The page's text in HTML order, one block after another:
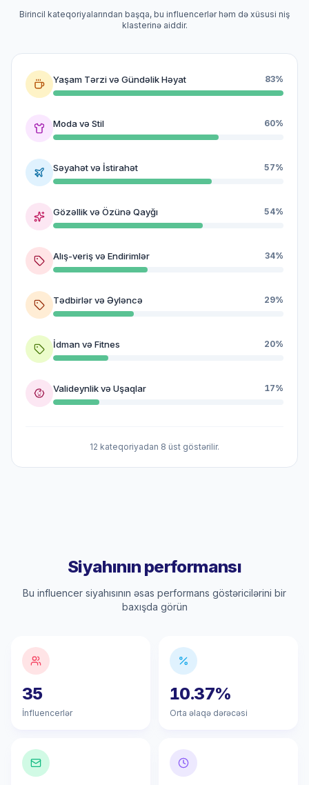
Birincil kateqoriyalarından başqa, bu influencerlər həm də xüsusi niş
klasterinə aiddir.
Yaşam Tərzi və Gündəlik Həyat 83%
Moda və Stil 60%
Səyahət və İstirahət 57%
Gözəllik və Özünə Qayğı 54%
Alış-veriş və Endirimlər 34%
Tədbirlər və Əyləncə 29%
İdman və Fitnes 20%
Valideynlik və Uşaqlar 17%
12 kateqoriyadan 8 üst göstərilir.
Siyahının performansı
Bu influencer siyahısının əsas performans göstəricilərini bir
baxışda görün
35
İnfluencerlər
10.37%
Orta əlaqə dərəcəsi